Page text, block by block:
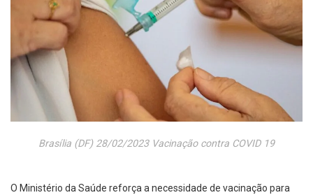
Brasília (DF) 28/02/2023 Vacinação contra COVID 19
O Ministério da Saúde reforça a necessidade de vacinação para